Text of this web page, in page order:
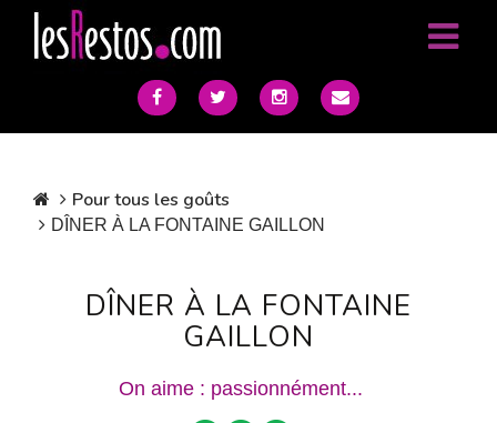
Pour tous les goûts
DÎNER À LA FONTAINE GAILLON
DÎNER À LA FONTAINE
GAILLON
On aime : passionnément...